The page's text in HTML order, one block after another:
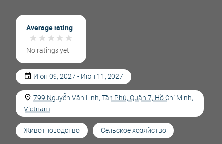
Average rating
★★★★★
★★★★★
No ratings yet
Июн 09, 2027 - Июн 11, 2027
799 Nguyễn Văn Linh, Tân Phú, Quận 7, Hồ Chí Minh,
Vietnam
Животноводство Сельское хозяйство